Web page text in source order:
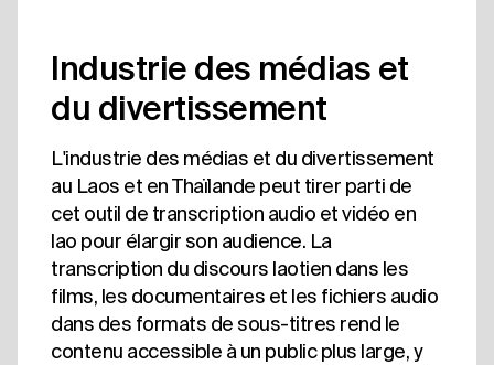
Industrie des médias et
du divertissement
L'industrie des médias et du divertissement
au Laos et en Thaïlande peut tirer parti de
cet outil de transcription audio et vidéo en
lao pour élargir son audience. La
transcription du discours laotien dans les
films, les documentaires et les fichiers audio
dans des formats de sous-titres rend le
contenu accessible à un public plus large, y